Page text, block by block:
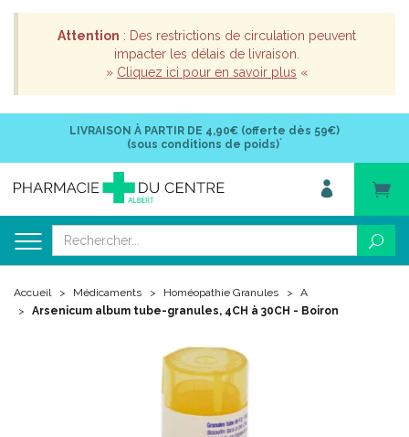
Attention : Des restrictions de circulation peuvent
impacter les délais de livraison.
» Cliquez ici pour en savoir plus «
LIVRAISON À PARTIR DE 4,90€ (offerte dès 59€)
(sous conditions de poids)*
Accueil Médicaments Homéopathie Granules
A
Arsenicum album tube-granules, 4CH à 30CH - Boiron